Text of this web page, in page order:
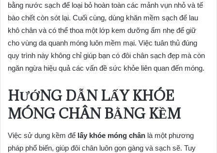
bằng nước sạch để loại bỏ hoàn toàn các mảnh vụn nhỏ và tế
bào chết còn sót lại. Cuối cùng, dùng khăn mềm sạch để lau
khô chân và có thể thoa một lớp kem dưỡng ẩm nhẹ để giữ
cho vùng da quanh móng luôn mềm mại. Việc tuân thủ đúng
quy trình này không chỉ giúp bạn có đôi chân sạch đẹp mà còn
ngăn ngừa hiệu quả các vấn đề sức khỏe liên quan đến móng.
HƯỚNG DẪN LẤY KHÓE
MÓNG CHÂN BẰNG KỀM
Việc sử dụng kềm để lấy khóe móng chân là một phương
pháp phổ biến, giúp đôi chân luôn gọn gàng và sạch sẽ. Tuy